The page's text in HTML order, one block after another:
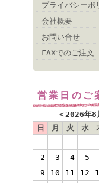
プライバシーポ
会社概要
お問い合せ
FAXでのご注文
営業日のご
＜2026年8
日
月 火 水
2
3 4 5
9
10 11 12